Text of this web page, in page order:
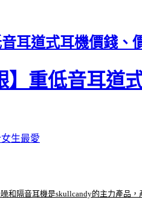
耳道式耳機價錢、
】重低音耳道
生最愛
隔音耳機是skullcandy的主力產品